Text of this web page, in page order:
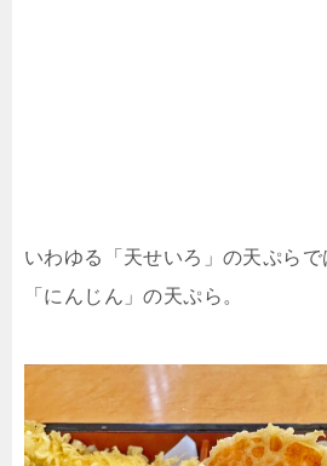
いわゆる「天せいろ」の天ぷら
「にんじん」の天ぷら。